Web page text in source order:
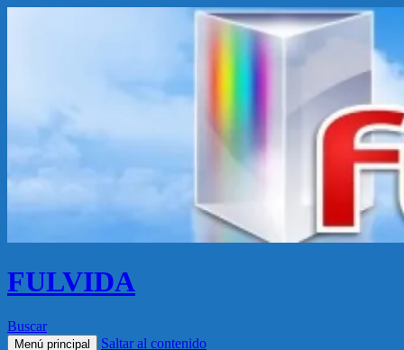
FULVIDA
Buscar
Menú principal Saltar al contenido